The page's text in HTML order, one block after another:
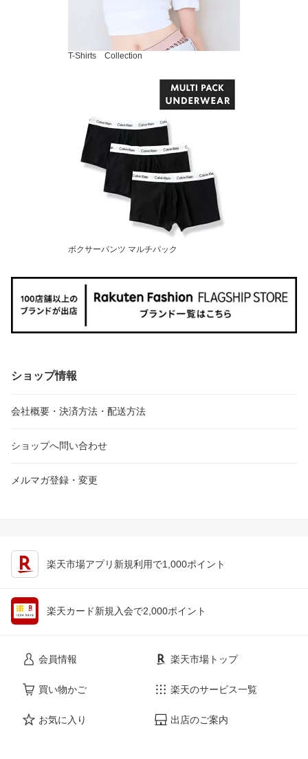
T-Shirts Collection
ボクサーパンツ マルチパック
ショップ情報
会社概要・決済方法・配送方法
ショップへ問い合わせ
メルマガ登録・変更
楽天市場アプリ新規利用で1,000ポイント
楽天カード新規入会で2,000ポイント
会員情報
買い物かご
お気に入り
楽天市場トップ
楽天のサービス一覧
出店のご案内